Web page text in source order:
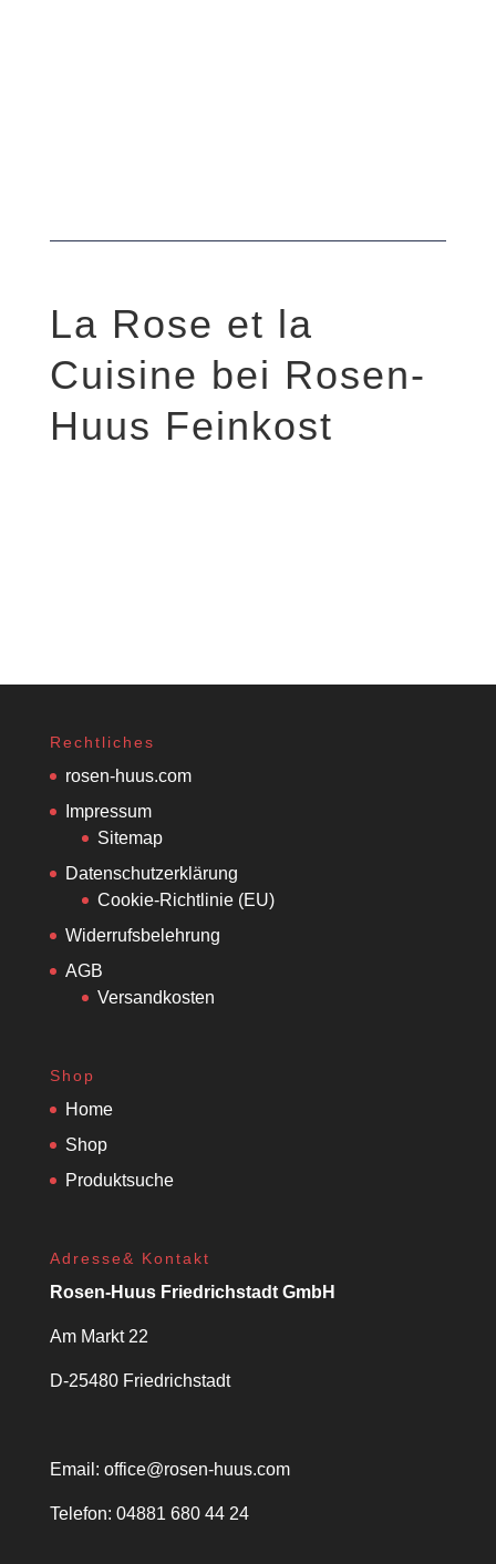
La Rose et la
Cuisine bei Rosen-
Huus Feinkost
Rechtliches
rosen-huus.com
Impressum
Sitemap
Datenschutzerklärung
Cookie-Richtlinie (EU)
Widerrufsbelehrung
AGB
Versandkosten
Shop
Home
Shop
Produktsuche
Adresse& Kontakt
Rosen-Huus Friedrichstadt GmbH
Am Markt 22
D-25480 Friedrichstadt
Email: office@rosen-huus.com
Telefon: 04881 680 44 24